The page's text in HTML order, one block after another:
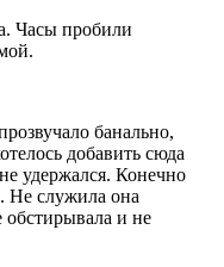
Часы пробили
банально,
добавить сюда
удержался. Конечно
Не служила она
обстирывала и не